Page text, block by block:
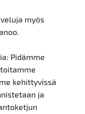
myös
Pidämme
kehittyvissä
ja